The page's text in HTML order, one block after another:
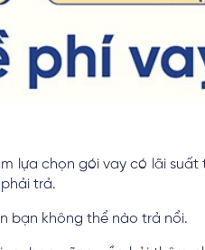
lựa chọn gói vay có lãi
trả.
bạn không thể nào trả nổi.